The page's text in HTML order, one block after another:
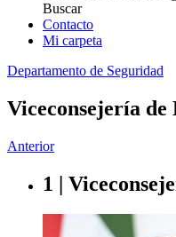
Buscar
Contacto
Mi carpeta
Departamento de Seguridad
Viceconsejería
Anterior
1 |